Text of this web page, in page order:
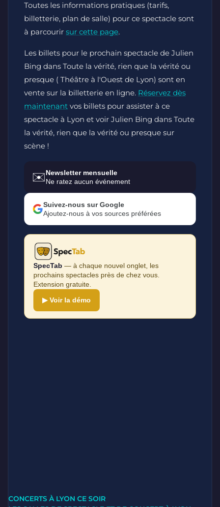
Toutes les informations pratiques (tarifs,
billetterie, plan de salle) pour ce spectacle sont
à parcourir sur cette page.
Les billets pour le prochain spectacle de Julien
Bing dans Toute la vérité, rien que la vérité ou
presque ( Théâtre à l'Ouest de Lyon) sont en
vente sur la billetterie en ligne. Réservez dès
maintenant vos billets pour assister à ce
spectacle à Lyon et voir Julien Bing dans Toute
la vérité, rien que la vérité ou presque sur
scène !
✉️Newsletter mensuelle
Ne ratez aucun événement
Suivez-nous sur Google
Ajoutez-nous à vos sources préférées
SpecTab — à chaque nouvel onglet, les
prochains spectacles près de chez vous.
Extension gratuite.
▶ Voir la démo
CONCERTS À LYON CE SOIR